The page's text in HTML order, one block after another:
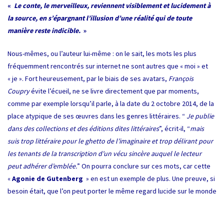
« Le conte, le merveilleux, reviennent visiblement et lucidement à
la source, en s’épargnant l’illusion d’une réalité qui de toute
manière reste indicible. »
Nous-mêmes, ou l’auteur lui-même : on le sait, les mots les plus
fréquemment rencontrés sur internet ne sont autres que « moi » et
« je ». Fort heureusement, par le biais de ses avatars, François
Coupryévite l’écueil, ne se livre directement que par moments,
comme par exemple lorsqu’il parle, à la date du 2 octobre 2014, de la
place atypique de ses œuvres dans les genres littéraires. “ Je publie
dans des collections et des éditions dites littéraires”, écrit-il, “mais
suis trop littéraire pour le ghetto de l’imaginaire et trop délirant pour
les tenants de la transcription d’un vécu sincère auquel le lecteur
peut adhérer d’emblée.” On pourra conclure sur ces mots, car cette
«Agonie de Gutenberg » en est un exemple de plus. Une preuve, si
besoin était, que l’on peut porter le même regard lucide sur le monde